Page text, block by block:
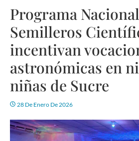
Programa Nacional
Semilleros
incentivan
astronómicas en
niñas de Sucre
28 De Enero De 2026